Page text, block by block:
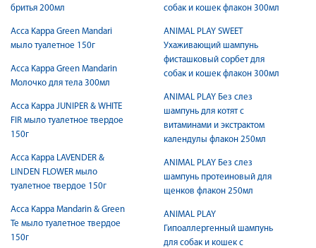
бритья 200мл
Acca Kappa Green Mandari
мыло туалетное 150г
Acca Kappa Green Mandarin
Молочко для тела 300мл
Acca Kappa JUNIPER & WHITE
FIR мыло туалетное твердое
150г
Acca Kappa LAVENDER &
LINDEN FLOWER мыло
туалетное твердое 150г
Acca Kappa Mandarin & Green
Te мыло туалетное твердое
150г
собак и кошек флакон 300мл
ANIMAL PLAY SWEET
Ухаживающий шампунь
фисташковый сорбет для
собак и кошек флакон 300мл
ANIMAL PLAY Без слез
шампунь для котят с
витаминами и экстрактом
календулы флакон 250мл
ANIMAL PLAY Без слез
шампунь протеиновый для
щенков флакон 250мл
ANIMAL PLAY
Гипоаллергенный шампунь
для собак и кошек с